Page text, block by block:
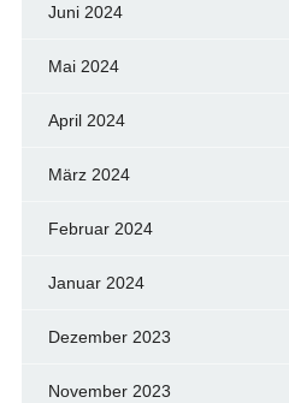
Juni 2024
Mai 2024
April 2024
März 2024
Februar 2024
Januar 2024
Dezember 2023
November 2023